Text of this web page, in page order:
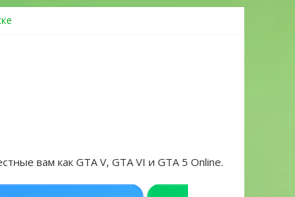
вам как GTA V, GTA VI и GTA 5 Online.